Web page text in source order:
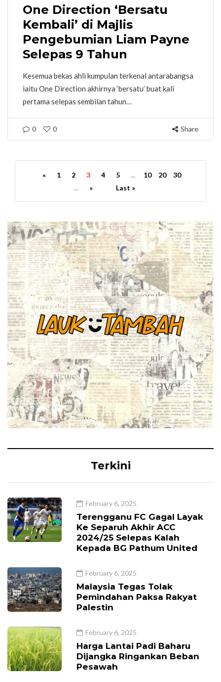
One Direction ‘Bersatu
Kembali’ di Majlis
Pengebumian Liam Payne
Selepas 9 Tahun
Kesemua bekas ahli kumpulan terkenal antarabangsa
iaitu One Direction akhirnya ‘bersatu’ buat kali
pertama selepas sembilan tahun…
0 0 Share
« 1 2 3 4 5 ... 10 20
30
...
» Last »
Terkini
February 6, 2025
Terengganu FC Gagal Layak
Ke Separuh Akhir ACC
2024/25 Selepas Kalah
Kepada BG Pathum United
February 6, 2025
Malaysia Tegas Tolak
Pemindahan Paksa Rakyat
Palestin
February 6, 2025
Harga Lantai Padi Baharu
Dijangka Ringankan Beban
Pesawah